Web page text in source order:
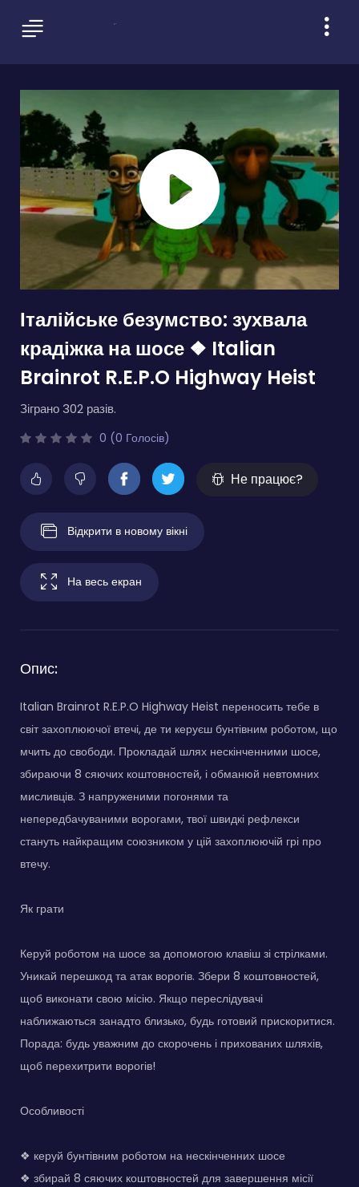
Італійське безумство: зухвала
крадіжка на шосе ❖ Italian
Brainrot R.E.P.O Highway Heist
Зіграно 302 разів.
0 (0 Голосів)
Не працює?
Відкрити в новому вікні
На весь екран
Опис:
Italian Brainrot R.E.P.O Highway Heist переносить тебе в
світ захоплюючої втечі, де ти керуєш бунтівним роботом, що
мчить до свободи. Прокладай шлях нескінченними шосе,
збираючи 8 сяючих коштовностей, і обманюй невтомних
мисливців. З напруженими погонями та
непередбачуваними ворогами, твої швидкі рефлекси
стануть найкращим союзником у цій захоплюючій грі про
втечу.
Як грати
Керуй роботом на шосе за допомогою клавіш зі стрілками.
Уникай перешкод та атак ворогів. Збери 8 коштовностей,
щоб виконати свою місію. Якщо переслідувачі
наближаються занадто близько, будь готовий прискоритися.
Порада: будь уважним до скорочень і прихованих шляхів,
щоб перехитрити ворогів!
Особливості
❖ керуй бунтівним роботом на нескінченних шосе
❖ збирай 8 сяючих коштовностей для завершення місії